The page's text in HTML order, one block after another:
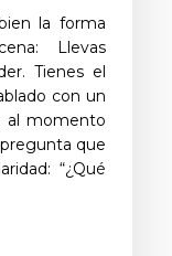
la forma
Llevas
Tienes el
con un
al momento
que
“¿Qué